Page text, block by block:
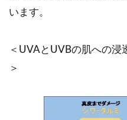
います。
＜UVAとUVBの肌への浸
＞